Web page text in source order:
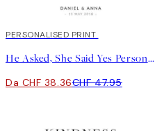
20%*
PERSONALISED PRINT
He Asked, She Said Yes Personal Poster
Da CHF 38.36CHF 47.95